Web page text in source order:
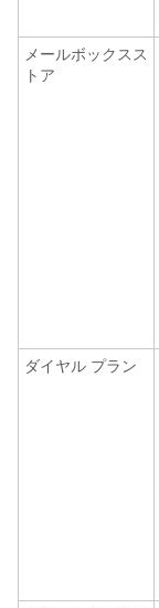
メールボックスス
トア
ダイヤル プラン